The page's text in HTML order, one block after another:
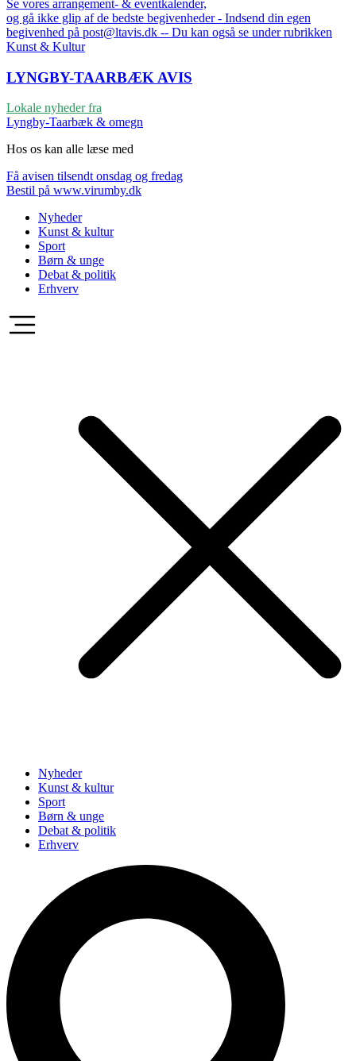
Se vores arrangement- & eventkalender,
og gå ikke glip af de bedste begivenheder - Indsend din egen
begivenhed på post@ltavis.dk -- Du kan også se under rubrikken
Kunst & Kultur
LYNGBY-TAARBÆK AVIS
Lokale nyheder fra
Lyngby-Taarbæk & omegn
Hos os kan alle læse med
Få avisen tilsendt onsdag og fredag
Bestil på www.virumby.dk
Nyheder
Kunst & kultur
Sport
Børn & unge
Debat & politik
Erhverv
Nyheder
Kunst & kultur
Sport
Børn & unge
Debat & politik
Erhverv